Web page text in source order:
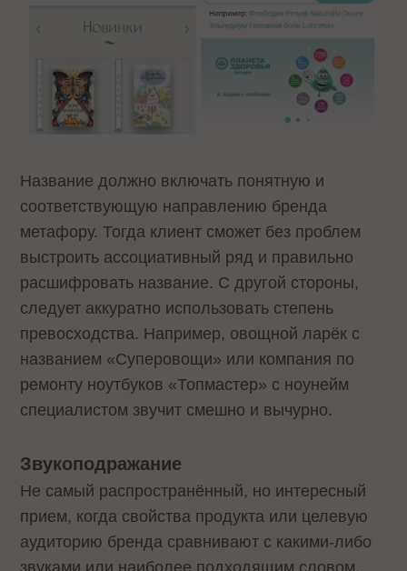
Название должно включать понятную и
соответствующую направлению бренда
метафору. Тогда клиент сможет без проблем
выстроить ассоциативный ряд и правильно
расшифровать название. С другой стороны,
следует аккуратно использовать степень
превосходства. Например, овощной ларёк с
названием «Суперовощи» или компания по
ремонту ноутбуков «Топмастер» с ноунейм
специалистом звучит смешно и вычурно.
Звукоподражание
Не самый распространённый, но интересный
прием, когда свойства продукта или целевую
аудиторию бренда сравнивают с какими-либо
звуками или наиболее подходящим словом.